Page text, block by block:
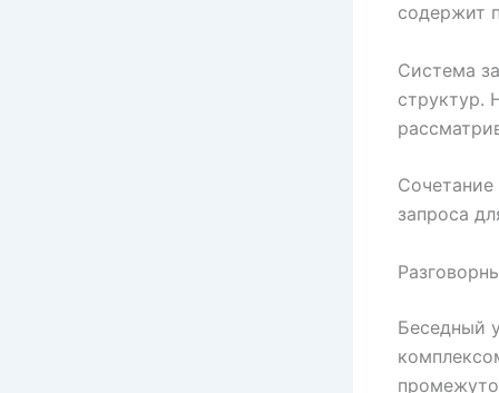
содержит
Система
структур.
запроса
Беседный